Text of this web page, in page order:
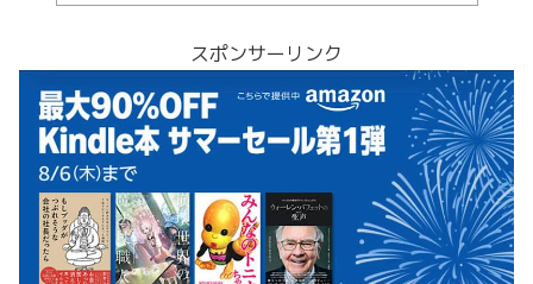
スポンサーリンク